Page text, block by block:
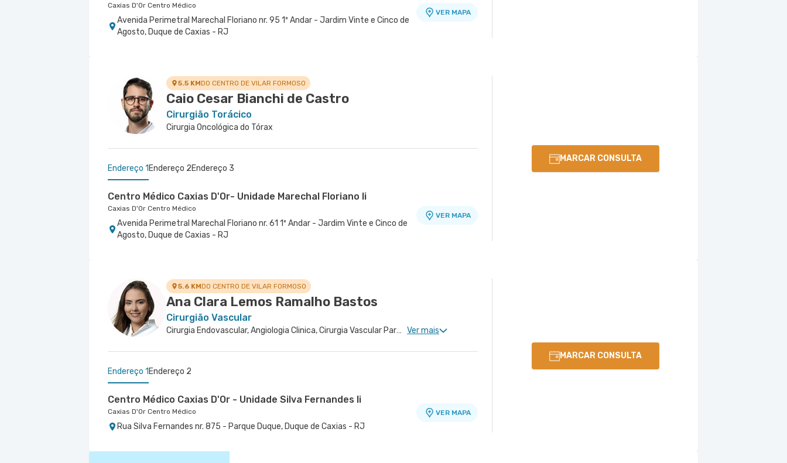
Caxias D'Or Centro Médico
Avenida Perimetral Marechal Floriano nr. 95 1º Andar - Jardim Vinte e Cinco de
Agosto, Duque de Caxias - RJ
VER MAPA
Janeiro - RJ
5.5 KMDO CENTRO DE VILAR FORMOSO
Caio Cesar Bianchi de Castro
Cirurgião Torácico
Cirurgia Oncológica do Tórax
MARCAR CONSULTA
Endereço 1 Endereço 2Endereço 3
Centro Médico Caxias D'Or- Unidade Marechal Floriano Ii
Caxias D'Or Centro Médico
Avenida Perimetral Marechal Floriano nr. 61 1º Andar - Jardim Vinte e Cinco de
Agosto, Duque de Caxias - RJ
VER MAPA
5.6 KMDO CENTRO DE VILAR FORMOSO
Ana Clara Lemos Ramalho Bastos
Cirurgião Vascular
Cirurgia Endovascular, Angiologia Clinica, Cirurgia Vascular Para Acessos Vasculares, Cirurgia Vascular Para Colocação de Cateter Ver mais
MARCAR CONSULTA
Endereço 1 Endereço 2
Centro Médico Caxias D'Or - Unidade Silva Fernandes Ii
Caxias D'Or Centro Médico
Rua Silva Fernandes nr. 875 - Parque Duque, Duque de Caxias - RJ
VER MAPA
Hospital Rios D'Or